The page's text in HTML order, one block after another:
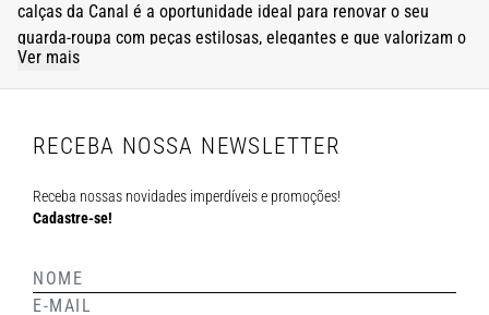
calças da Canal é a oportunidade ideal para renovar o seu
guarda-roupa com peças estilosas, elegantes e que valorizam o
seu estilo.
com tecidos duráveis, de alta qualidade e que garantem um
Explore a seleção de calças femininas em promoção na Canal
produções no dia a dia.
Ver mais
RECEBA NOSSA NEWSLETTER
Receba nossas novidades imperdíveis e promoções!
Cadastre-se!